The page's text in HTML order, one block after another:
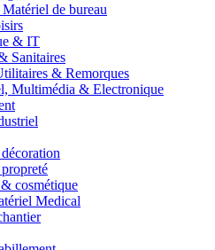
de bureau
& IT
Sanitaires
& Remorques
Multimédia & Electronique
cosmétique
Medical